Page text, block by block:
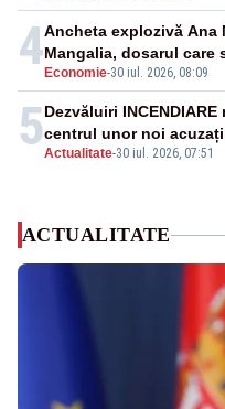
4 Economie-30 iul. 2026, 08:09
Ancheta explozivă Ana
Mangalia, dosarul care
5Actualitate-30 iul. 2026, 07:51
Dezvăluiri
centrul unor noi
ACTUALITATE